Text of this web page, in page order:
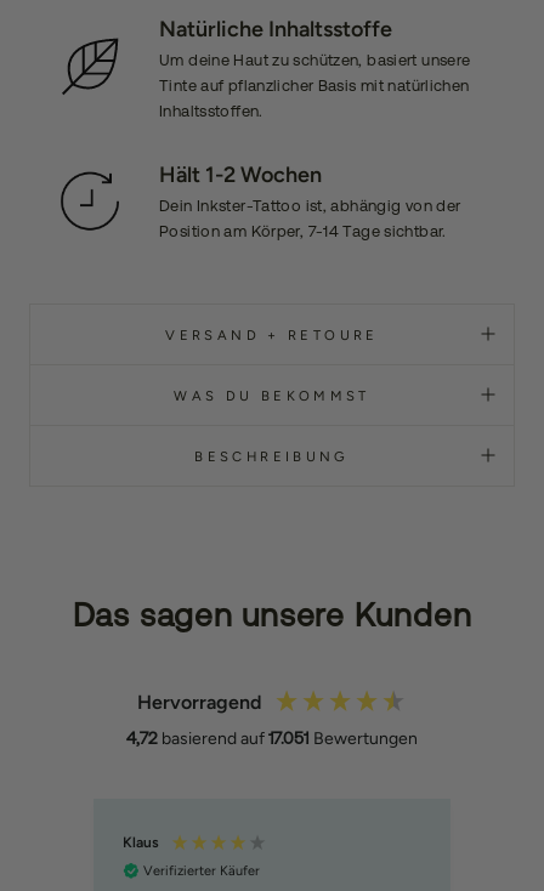
Natürliche Inhaltsstoffe
Um deine Haut zu schützen, basiert unsere
Tinte auf pflanzlicher Basis mit natürlichen
Inhaltsstoffen.
Hält 1-2 Wochen
Dein Inkster-Tattoo ist, abhängig von der
Position am Körper, 7-14 Tage sichtbar.
VERSAND + RETOURE
WAS DU BEKOMMST
BESCHREIBUNG
Das sagen unsere Kunden
Hervorragend
4,72 basierend auf17.051 Bewertungen
Anika
Verifizierter Käufer